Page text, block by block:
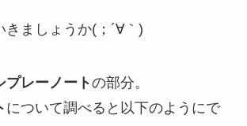
ましょうか(；´∀｀)
プレーノートの部分。
について調べると以下のようにで